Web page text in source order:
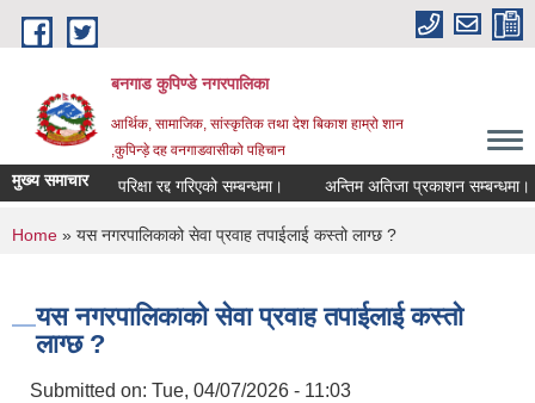
Skip to main content
बनगाड कुपिण्डे नगरपालिका
आर्थिक, सामाजिक, सांस्कृतिक तथा देश बिकाश हाम्रो शान
,कुपिन्ड़े दह वनगाडवासीको पहिचान
मुख्य समाचार परिक्षा रद्द गरिएको सम्बन्धमा। अन्तिम अतिजा प्रकाशन सम्बन्धमा।
You are here
Home » यस नगरपालिकाको सेवा प्रवाह तपाईलाई कस्तो लाग्छ ?
यस नगरपालिकाको सेवा प्रवाह तपाईलाई कस्तो
लाग्छ ?
Submitted on: Tue, 04/07/2026 - 11:03